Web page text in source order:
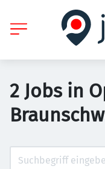
2 Jobs in